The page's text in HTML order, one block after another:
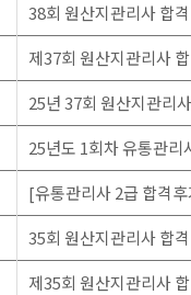
38회 원산지관리사 합
제37회 원산지관리사
25년 37회 원산지관리
25년도 1회차 유통관리
[유통관리사 2급 합격
35회 원산지관리사 합
제35회 원산지관리사